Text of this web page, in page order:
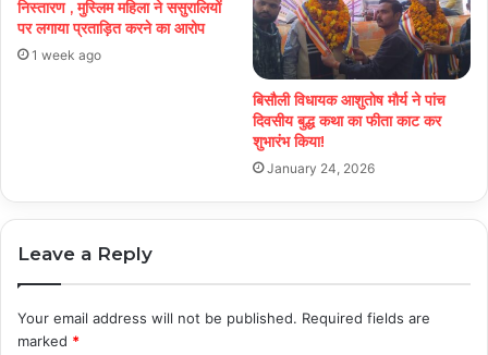
निस्तारण , मुस्लिम महिला ने ससुरालियों
पर लगाया प्रताड़ित करने का आरोप
1 week ago
बिसौली विधायक आशुतोष मौर्य ने पांच
दिवसीय बुद्ध कथा का फीता काट कर
शुभारंभ किया!
January 24, 2026
Leave a Reply
Your email address will not be published. Required fields are
marked *